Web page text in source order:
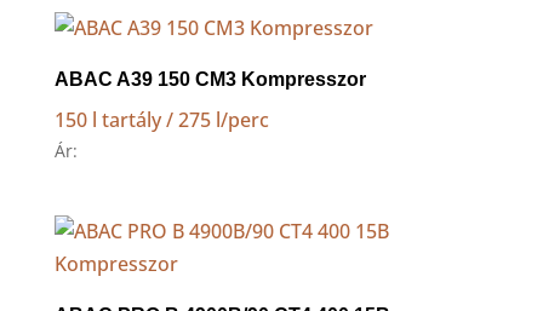
ABAC A39 150 CM3 Kompresszor
150 l tartály / 275 l/perc
Ár: